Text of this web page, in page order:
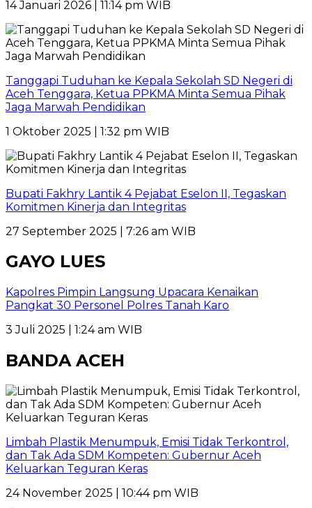
14 Januari 2026 | 11:14 pm WIB
Tanggapi Tuduhan ke Kepala Sekolah SD Negeri di
Aceh Tenggara, Ketua PPKMA Minta Semua Pihak
Jaga Marwah Pendidikan
1 Oktober 2025 | 1:32 pm WIB
Bupati Fakhry Lantik 4 Pejabat Eselon II, Tegaskan
Komitmen Kinerja dan Integritas
27 September 2025 | 7:26 am WIB
GAYO LUES
Kapolres Pimpin Langsung Upacara Kenaikan
Pangkat 30 Personel Polres Tanah Karo
3 Juli 2025 | 1:24 am WIB
BANDA ACEH
Limbah Plastik Menumpuk, Emisi Tidak Terkontrol,
dan Tak Ada SDM Kompeten: Gubernur Aceh
Keluarkan Teguran Keras
24 November 2025 | 10:44 pm WIB